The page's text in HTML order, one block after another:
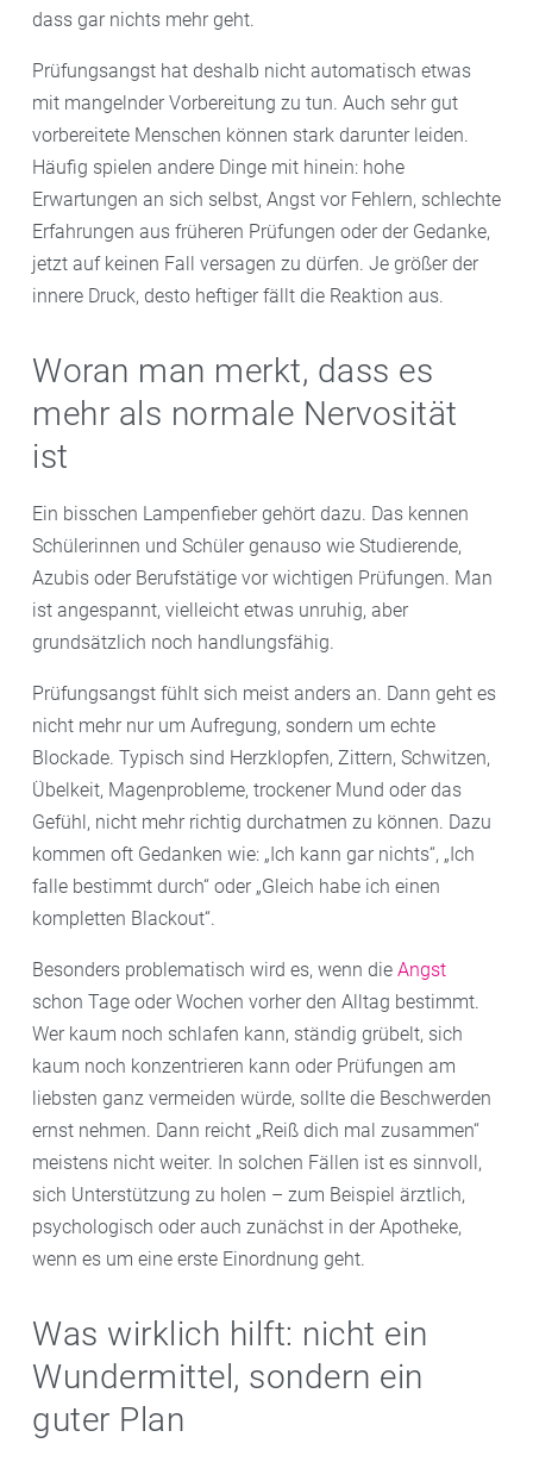
dass gar nichts mehr geht.
Prüfungsangst hat deshalb nicht automatisch etwas
mit mangelnder Vorbereitung zu tun. Auch sehr gut
vorbereitete Menschen können stark darunter leiden.
Häufig spielen andere Dinge mit hinein: hohe
Erwartungen an sich selbst, Angst vor Fehlern, schlechte
Erfahrungen aus früheren Prüfungen oder der Gedanke,
jetzt auf keinen Fall versagen zu dürfen. Je größer der
innere Druck, desto heftiger fällt die Reaktion aus.
Woran man merkt, dass es
mehr als normale Nervosität
ist
Ein bisschen Lampenfieber gehört dazu. Das kennen
Schülerinnen und Schüler genauso wie Studierende,
Azubis oder Berufstätige vor wichtigen Prüfungen. Man
ist angespannt, vielleicht etwas unruhig, aber
grundsätzlich noch handlungsfähig.
Prüfungsangst fühlt sich meist anders an. Dann geht es
nicht mehr nur um Aufregung, sondern um echte
Blockade. Typisch sind Herzklopfen, Zittern, Schwitzen,
Übelkeit, Magenprobleme, trockener Mund oder das
Gefühl, nicht mehr richtig durchatmen zu können. Dazu
kommen oft Gedanken wie: „Ich kann gar nichts“, „Ich
falle bestimmt durch“ oder „Gleich habe ich einen
kompletten Blackout“.
Besonders problematisch wird es, wenn die Angst
schon Tage oder Wochen vorher den Alltag bestimmt.
Wer kaum noch schlafen kann, ständig grübelt, sich
kaum noch konzentrieren kann oder Prüfungen am
liebsten ganz vermeiden würde, sollte die Beschwerden
ernst nehmen. Dann reicht „Reiß dich mal zusammen“
meistens nicht weiter. In solchen Fällen ist es sinnvoll,
sich Unterstützung zu holen – zum Beispiel ärztlich,
psychologisch oder auch zunächst in der Apotheke,
wenn es um eine erste Einordnung geht.
Was wirklich hilft: nicht ein
Wundermittel, sondern ein
guter Plan